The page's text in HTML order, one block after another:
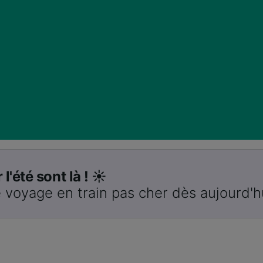
l'été sont là ! ☀️
voyage en train pas cher dès